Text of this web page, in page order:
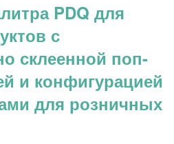
PDQ для
с
склеенной поп-
и конфигурацией
для розничных